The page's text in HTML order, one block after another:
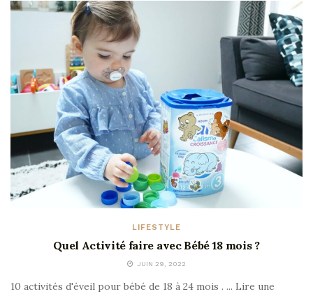
LIFESTYLE
Quel Activité faire avec Bébé 18 mois ?
JUIN 29, 2022
10 activités d'éveil pour bébé de 18 à 24 mois . ... Lire une